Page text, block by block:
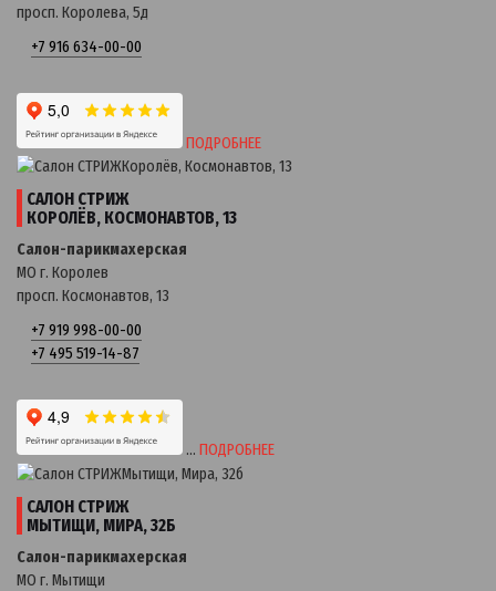
просп. Королева, 5д
+7 916 634-00-00
ПОДРОБНЕЕ
САЛОН СТРИЖ
КОРОЛЁВ, КОСМОНАВТОВ, 13
Салон-парикмахерская
МО г. Королев
просп. Космонавтов, 13
+7 919 998-00-00
+7 495 519-14-87
… ПОДРОБНЕЕ
САЛОН СТРИЖ
МЫТИЩИ, МИРА, 32Б
Салон-парикмахерская
МО г. Мытищи